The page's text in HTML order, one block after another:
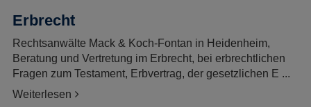
Erbrecht
Rechtsanwälte Mack & Koch-Fontan in Heidenheim,
Beratung und Vertretung im Erbrecht, bei erbrechtlichen
Fragen zum Testament, Erbvertrag, der gesetzlichen E ...
Weiterlesen